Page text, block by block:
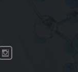
Instagram
Enlace